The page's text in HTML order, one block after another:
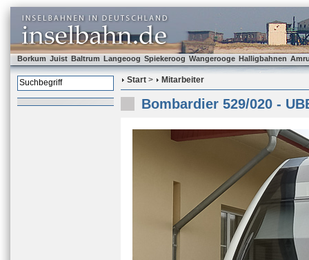
Borkum Juist Baltrum Langeoog Spiekeroog Wangerooge Halligbahnen
Start > Mitarbeiter
Bombardier 529/020 -